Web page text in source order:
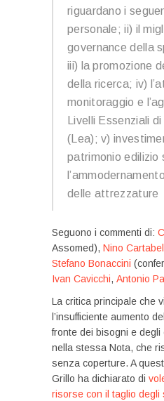
riguardano i
personale; ii) il
governance della
iii) la promozione
della ricerca; iv)
monitoraggio e
Livelli Essenziali
(Lea); v)
patrimonio edilizio
delle attrezzature
Seguono i commenti di:
Assomed), Nino
Stefano Bonaccini
Ivan Cavicchi, Antonio
La critica principale che
l’insufficiente aumento
fronte dei bisogni e degli
nella stessa Nota, che
senza coperture. A
Grillo ha dichiarato di
risorse con il taglio degli